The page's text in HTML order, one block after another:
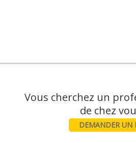
Vous cherchez un
DEMANDER UN